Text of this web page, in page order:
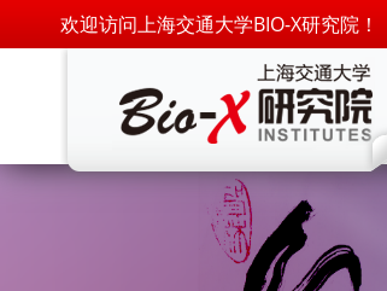
欢迎访问上海交通大学BIO-X研究院！